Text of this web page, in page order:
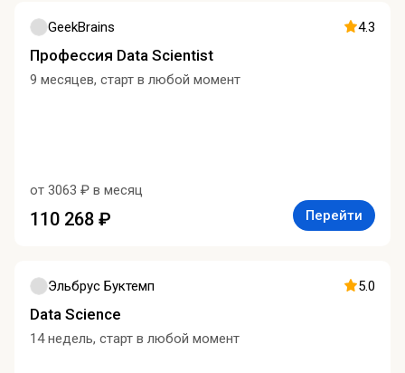
GeekBrains 4.3
Профессия Data Scientist
9 месяцев, старт в любой момент
от 3063 ₽ в месяц
110 268 ₽ Перейти
Эльбрус Буктемп 5.0
Data Science
14 недель, старт в любой момент